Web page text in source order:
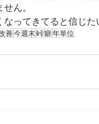
ん。
なってきてると信じた
善今週末峠癖年単位